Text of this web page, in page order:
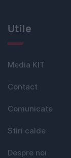
Utile
Media KIT
Contact
Comunicate
Stiri calde
Despre noi